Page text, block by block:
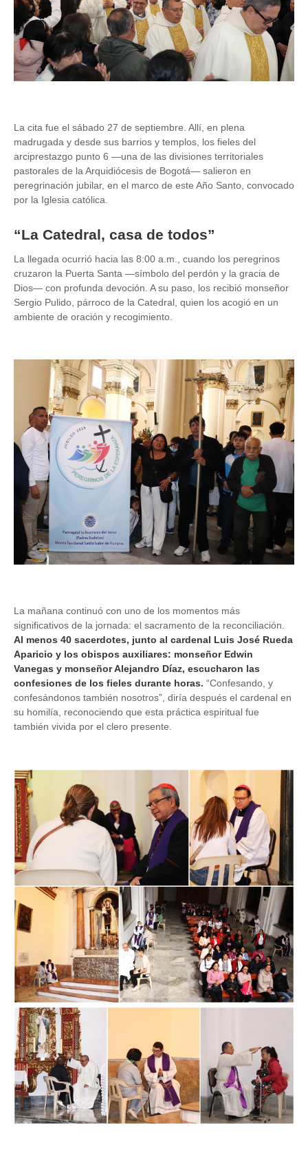
La cita fue el sábado 27 de septiembre. Allí, en plena
madrugada y desde sus barrios y templos, los fieles del
arciprestazgo punto 6 —una de las divisiones territoriales
pastorales de la Arquidiócesis de Bogotá— salieron en
peregrinación jubilar, en el marco de este Año Santo, convocado
por la Iglesia católica.
“La Catedral, casa de todos”
La llegada ocurrió hacia las 8:00 a.m., cuando los peregrinos
cruzaron la Puerta Santa —símbolo del perdón y la gracia de
Dios— con profunda devoción. A su paso, los recibió monseñor
Sergio Pulido, párroco de la Catedral, quien los acogió en un
ambiente de oración y recogimiento.
La mañana continuó con uno de los momentos más
significativos de la jornada: el sacramento de la reconciliación.
Al menos 40 sacerdotes, junto al cardenal Luis José Rueda
Aparicio y los obispos auxiliares: monseñor Edwin
Vanegas y monseñor Alejandro Díaz, escucharon las
confesiones de los fieles durante horas. “Confesando, y
confesándonos también nosotros”, diría después el cardenal en
su homilía, reconociendo que esta práctica espiritual fue
también vivida por el clero presente.
Image
Image